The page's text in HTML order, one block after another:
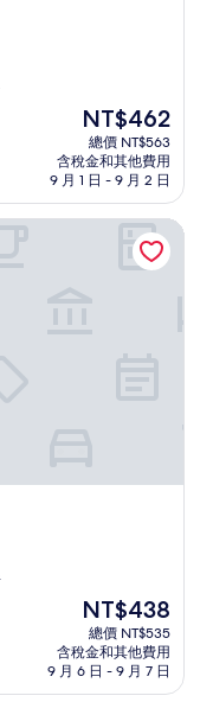
現
在
價
格
為
NT$462
NT$462
總價 NT$563
含稅金和其他費用
9 月 1 日 - 9 月 2 日
現
在
價
格
為
NT$438
總價 NT$535
含稅金和其他費用
9 月 6 日 - 9 月 7 日